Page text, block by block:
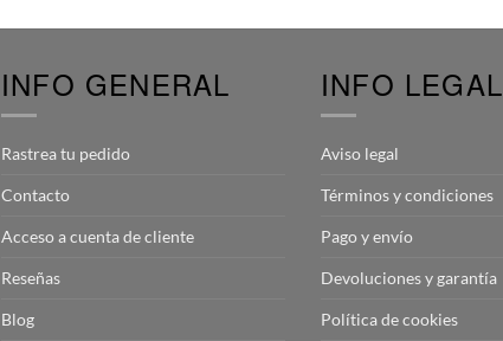
INFO GENERAL
Rastrea tu pedido
Contacto
Acceso a cuenta de cliente
Reseñas
Blog
INFO LEGAL
Aviso legal
Términos y condiciones
Pago y envío
Devoluciones y garantía
Política de cookies